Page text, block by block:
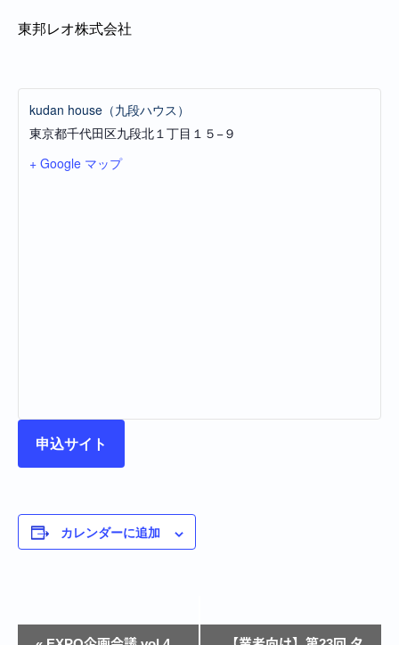
東邦レオ株式会社
kudan house（九段ハウス）
東京都千代田区九段北１丁目１５−９
+ Google マップ
申込サイト
カレンダーに追加